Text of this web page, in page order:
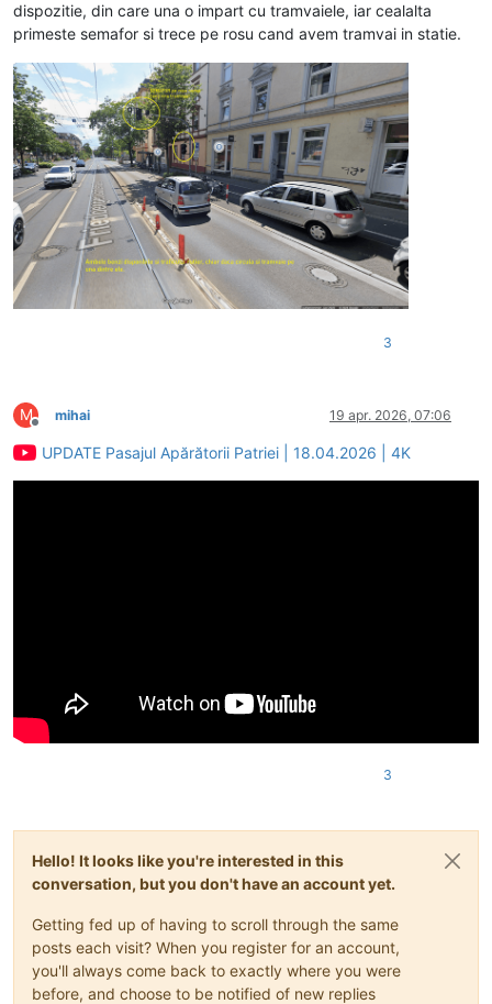
dispozitie, din care una o impart cu tramvaiele, iar cealalta
primeste semafor si trece pe rosu cand avem tramvai in statie.
3
M
Deconectat
mihai 19 apr. 2026, 07:06
UPDATE Pasajul Apărătorii Patriei | 18.04.2026 | 4K
3
Hello! It looks like you're interested in this
conversation, but you don't have an account yet.
Getting fed up of having to scroll through the same
posts each visit? When you register for an account,
you'll always come back to exactly where you were
before, and choose to be notified of new replies